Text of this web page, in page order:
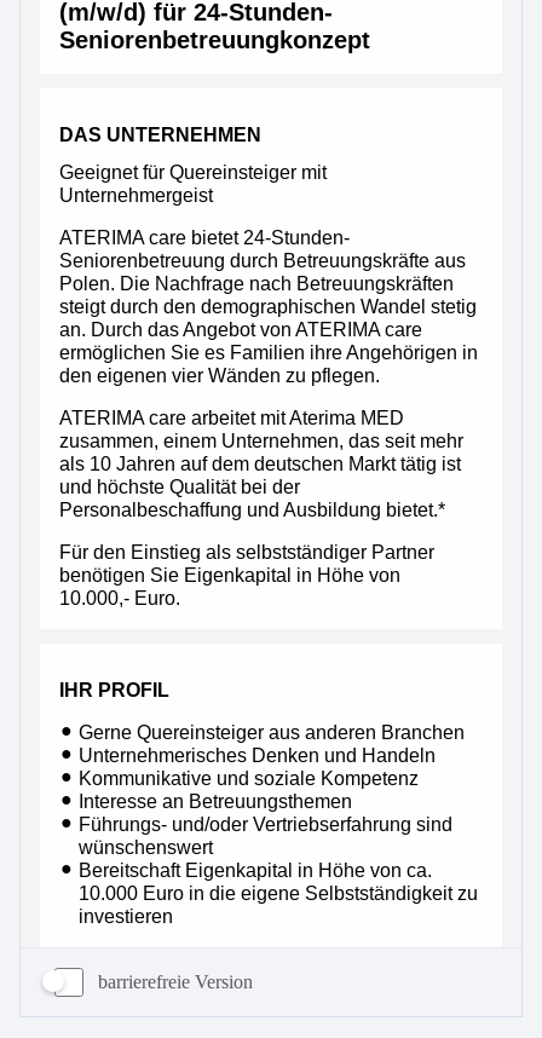
barrierefreie Version